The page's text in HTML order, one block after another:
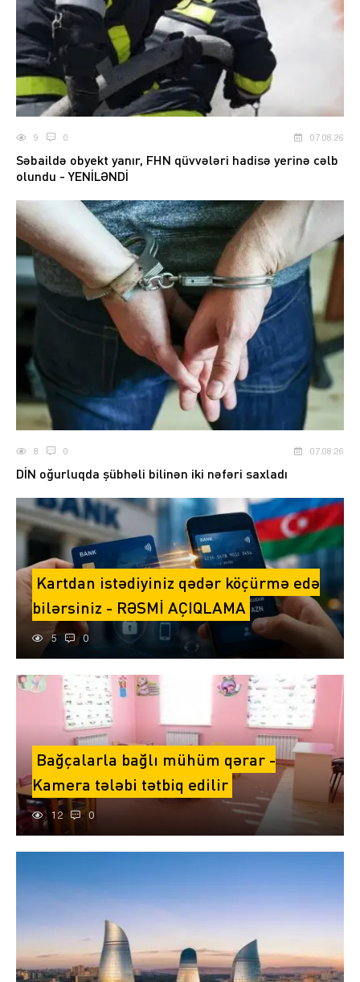
9 0 07.08.26
Səbaildə obyekt yanır, FHN qüvvələri hadisə yerinə cəlb
olundu - YENİLƏNDİ
8 0 07.08.26
DİN oğurluqda şübhəli bilinən iki nəfəri saxladı
Kartdan istədiyiniz qədər köçürmə edə
bilərsiniz - RƏSMİ AÇIQLAMA
5 0
Bağçalarla bağlı mühüm qərar -
Kamera tələbi tətbiq edilir
12 0